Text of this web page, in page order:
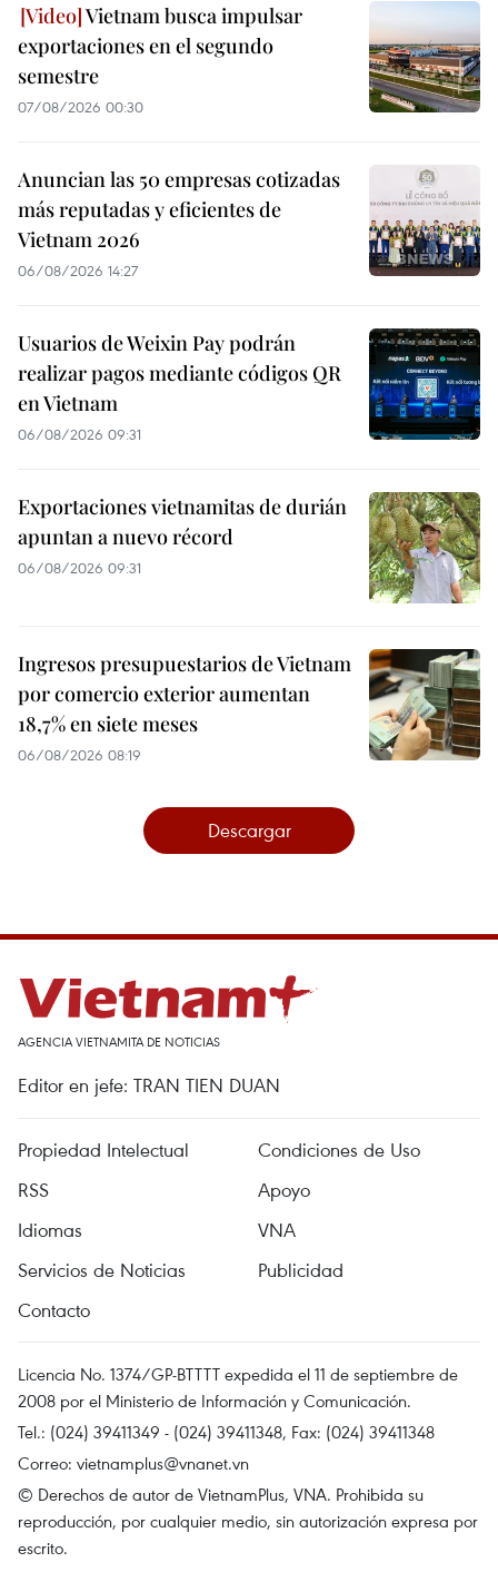
Vietnam busca impulsar
exportaciones en el segundo
semestre
07/08/2026 00:30
Anuncian las 50 empresas cotizadas
más reputadas y eficientes de
Vietnam 2026
06/08/2026 14:27
Usuarios de Weixin Pay podrán
realizar pagos mediante códigos QR
en Vietnam
06/08/2026 09:31
Exportaciones vietnamitas de durián
apuntan a nuevo récord
06/08/2026 09:31
Ingresos presupuestarios de Vietnam
por comercio exterior aumentan
18,7% en siete meses
06/08/2026 08:19
Descargar
AGENCIA VIETNAMITA DE NOTICIAS
Editor en jefe: TRAN TIEN DUAN
Propiedad Intelectual
Condiciones de Uso
RSS
Apoyo
Idiomas
VNA
Servicios de Noticias
Publicidad
Contacto
Licencia No. 1374/GP-BTTTT expedida el 11 de septiembre de
2008 por el Ministerio de Información y Comunicación.
Tel.: (024) 39411349 - (024) 39411348, Fax: (024) 39411348
Correo: vietnamplus@vnanet.vn
© Derechos de autor de VietnamPlus, VNA. Prohibida su
reproducción, por cualquier medio, sin autorización expresa por
escrito.